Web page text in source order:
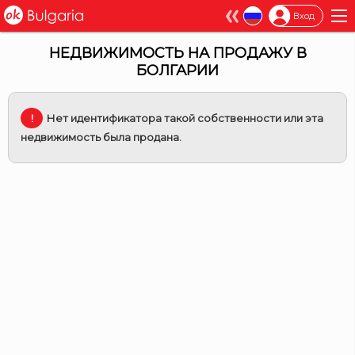
Вход ×
НЕДВИЖИМОСТЬ НА ПРОДАЖУ В
БОЛГАРИИ
Нет идентификатора такой собственности или эта
недвижимость была продана.